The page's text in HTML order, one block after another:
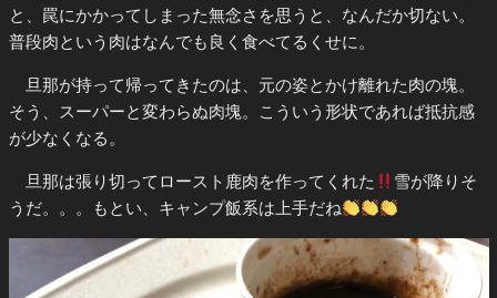
と、罠にかかってしまった無念さを思うと、なんだか切ない。
普段肉という肉はなんでも良く食べてるくせに。
旦那が持って帰ってきたのは、元の姿とかけ離れた肉の塊。
そう、スーパーと変わらぬ肉塊。こういう形状であれば抵抗感
が少なくなる。
旦那は張り切ってロースト鹿肉を作ってくれた
雪が降りそ
うだ。。。もとい、キャンプ飯系は上手だね